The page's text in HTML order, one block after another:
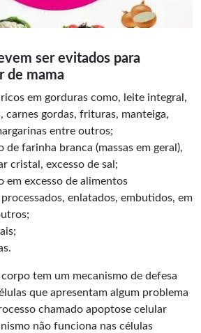
ser evitados para
de mama
em gorduras como, leite integral,
carnes gordas, frituras, manteiga,
entre outros;
de farinha branca (massas em geral),
cristal, excesso de sal;
em excesso de alimentos
enlatados, embutidos, em
tem um mecanismo de defesa
que apresentam algum problema
chamado apoptose celular
não funciona nas células